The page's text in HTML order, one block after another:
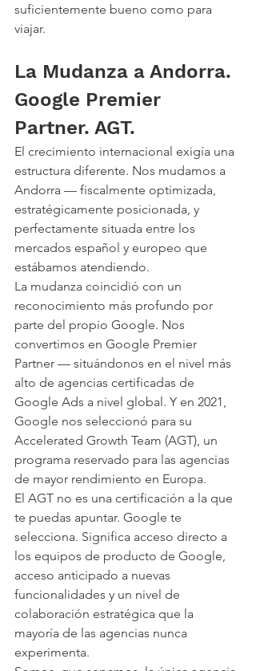
suficientemente bueno como para
viajar.
La Mudanza a Andorra.
Google Premier
Partner. AGT.
El crecimiento internacional exigía una
estructura diferente. Nos mudamos a
Andorra — fiscalmente optimizada,
estratégicamente posicionada, y
perfectamente situada entre los
mercados español y europeo que
estábamos atendiendo.
La mudanza coincidió con un
reconocimiento más profundo por
parte del propio Google. Nos
convertimos en Google Premier
Partner — situándonos en el nivel más
alto de agencias certificadas de
Google Ads a nivel global. Y en 2021,
Google nos seleccionó para su
Accelerated Growth Team (AGT), un
programa reservado para las agencias
de mayor rendimiento en Europa.
El AGT no es una certificación a la que
te puedas apuntar. Google te
selecciona. Significa acceso directo a
los equipos de producto de Google,
acceso anticipado a nuevas
funcionalidades y un nivel de
colaboración estratégica que la
mayoría de las agencias nunca
experimenta.